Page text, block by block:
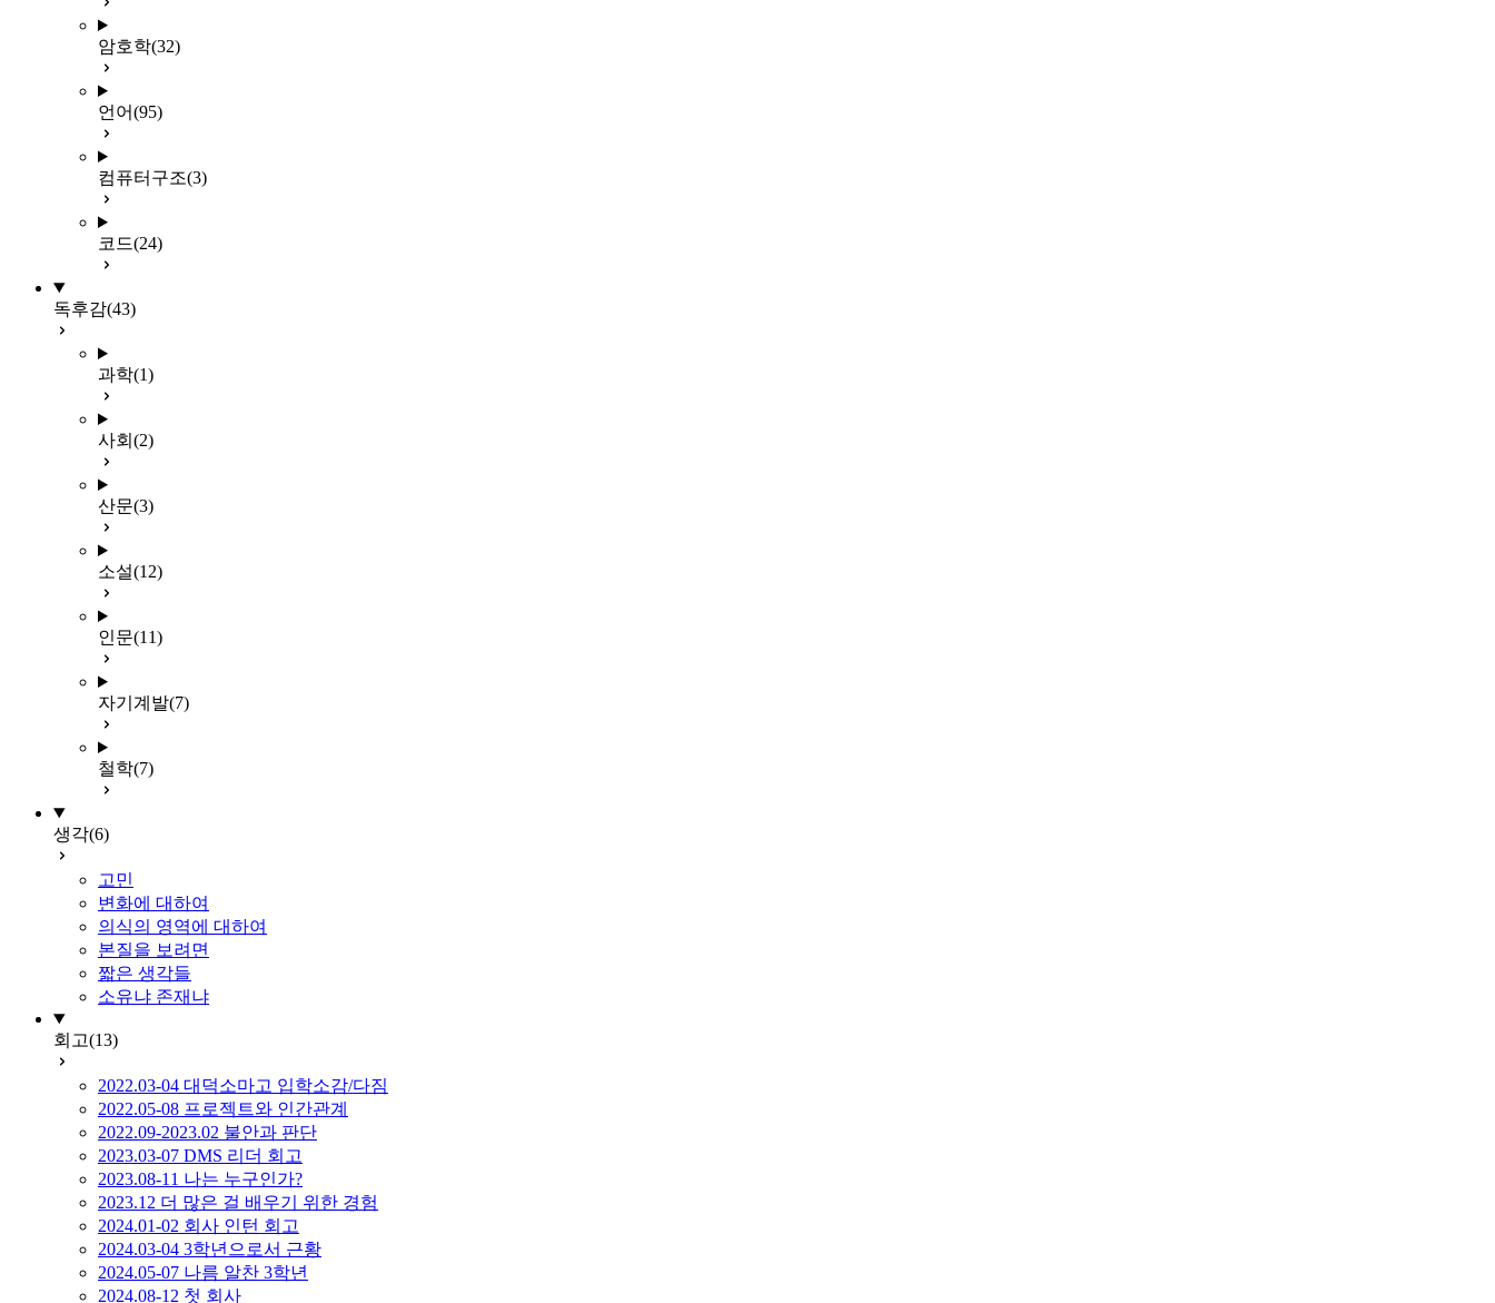
암호학(32)
언어(95)
컴퓨터구조(3)
코드(24)
독후감(43)
과학(1)
사회 (2)
산문(3)
소설(12)
인문(11)
자기계발(7)
철학(7)
생각(6)
고민
변화에 대하여
의식의 영역에 대하여
본질을 보려면
짧은 생각들
소유냐 존재냐
회고(13)
2022.03-04 대덕소마고 입학소감/다짐
2022.05-08 프로젝트와 인간관계
2022.09-2023.02 불안과 판단
2023.03-07 DMS 리더 회고
2023.08-11 나는 누구인가?
2023.12 더 많은 걸 배우기 위한 경험
2024.01-02 회사 인턴 회고
2024.03-04 3학년으로서 근황
2024.05-07 나름 알찬 3학년
2024.08-12 첫 회사